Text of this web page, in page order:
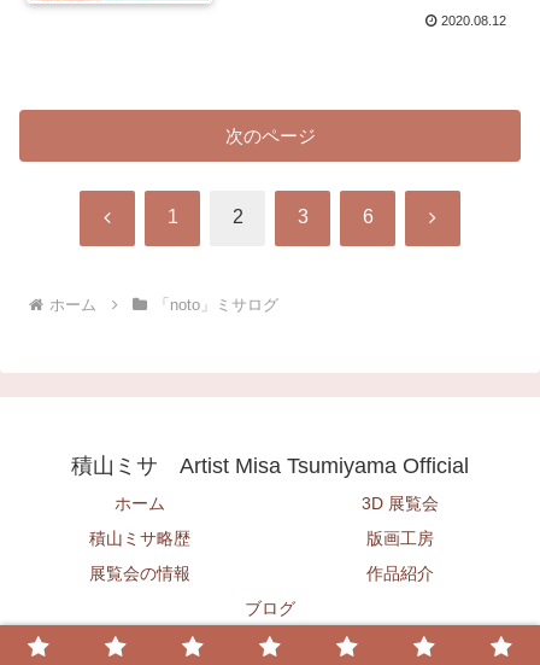
2020.08.12
次のページ
前 1 2 3 6 次
ホーム 「noto」ミサログ
積山ミサ Artist Misa Tsumiyama Official
ホーム
3D 展覧会
積山ミサ略歴
版画工房
展覧会の情報
作品紹介
ブログ
© 2020 積山ミサ Artist Misa Tsumiyama Official.